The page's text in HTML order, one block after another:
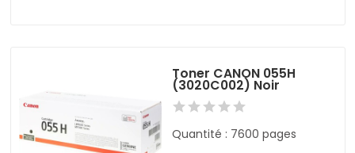
Toner CANON 055H
(3020C002) Noir
Quantité : 7600 pages